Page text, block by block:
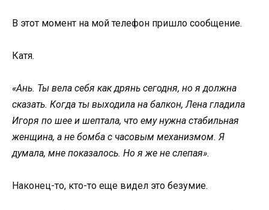
В этот момент на мой телефон пришло сообщение.
Катя.
«Ань. Ты вела себя как дрянь сегодня, но я должна
сказать. Когда ты выходила на балкон, Лена гладила
Игоря по шее и шептала, что ему нужна стабильная
женщина, а не бомба с часовым механизмом. Я
думала, мне показалось. Но я же не слепая».
Наконец-то, кто-то еще видел это безумие.